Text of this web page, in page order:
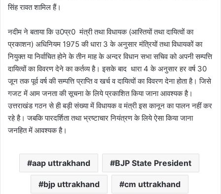
सिंह रावत शामिल हैं।
नदीम ने बताया कि उ0प्र0 मंत्री तथा विधायक (आस्तियों तथा दायित्वों का
प्रकाशन) अधिनियम 1975 की धारा 3 के अनुसार मंत्रियों तथा विधायकों का
नियुक्त या निर्वाचित होने के तीन माह के अन्दर विधान सभा सचिव को अपनी सम्पत्ति
दायित्वों का विवरण देने का कर्तव्य है। इसके बाद धारा 4 के अनुसार हर वर्ष 30
जून तक पूर्व वर्ष की सम्पत्ति प्राप्ति व खर्च व दायित्वों का विवरण देना होता है। जिसे
गजट में आम जनता की सूचना के लिये प्रकाशित किया जाना आवश्यक है।
उत्तराखंड गठन से ही बड़ी संख्या में विधायक व मंत्री इस कानून का पालन नहीं कर
रहे है। जबकि पारदर्शिता तथा भ्रष्टाचार नियंत्रण के लिये ऐसा किया जाना
जनहित में आवश्यक है।
aap uttrakhand BJP State President
bjp uttrakhand cm uttrakhand